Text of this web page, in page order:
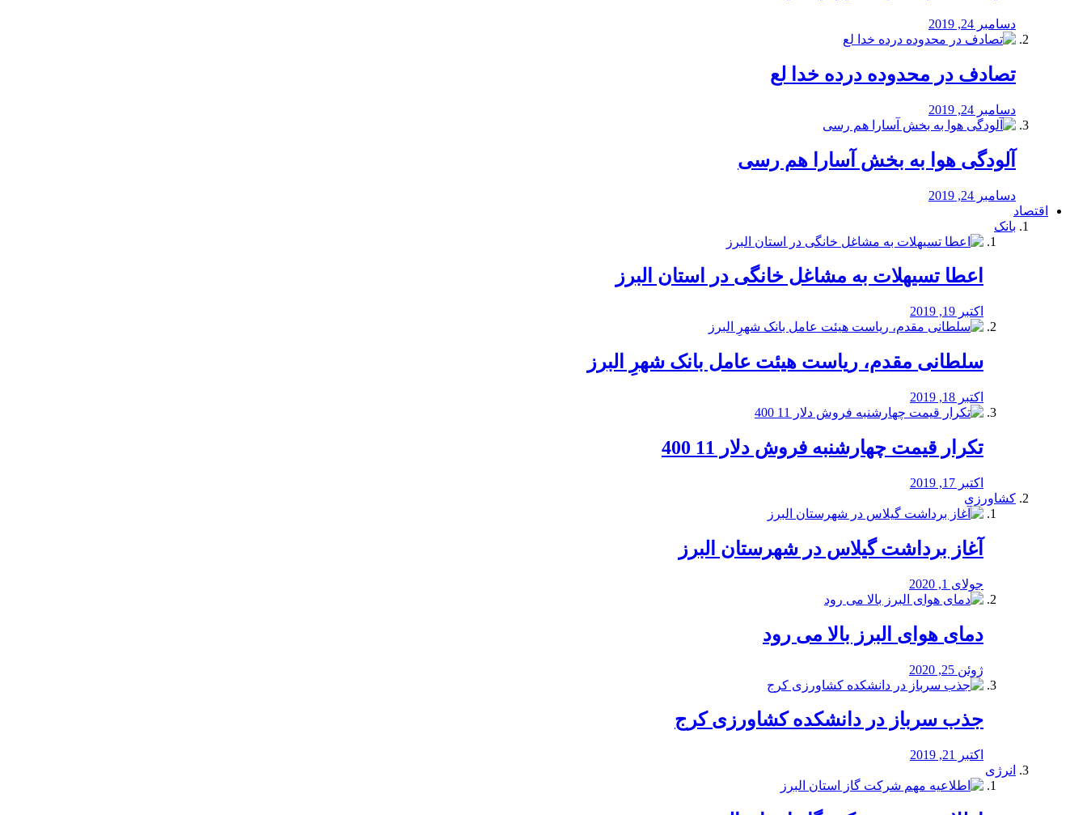
دسامبر 24, 2019
تصادف در محدوده درده خدا لع
دسامبر 24, 2019
آلودگی هوا به بخش آسارا هم رسی
دسامبر 24, 2019
اقتصاد
بانک
️اعطا تسیهلات به مشاغل خانگی در استان البرز
اکتبر 19, 2019
سلطانی مقدم، ریاست هیئت عامل بانک شهرِ البرز
اکتبر 18, 2019
تکرار قیمت چهارشنبه فروش دلار 11 400
اکتبر 17, 2019
کشاورزی
آغاز برداشت گیلاس در شهرستان البرز
جولای 1, 2020
دمای هوای البرز بالا می رود
ژوئن 25, 2020
جذب سرباز در دانشکده کشاورزی کرج
اکتبر 21, 2019
انرژی